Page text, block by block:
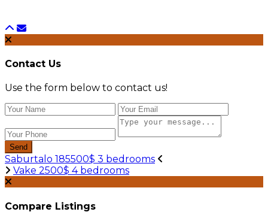
Contact Us
Use the form below to contact us!
Send
Saburtalo 185500$ 3 bedrooms
Vake 2500$ 4 bedrooms
Compare Listings